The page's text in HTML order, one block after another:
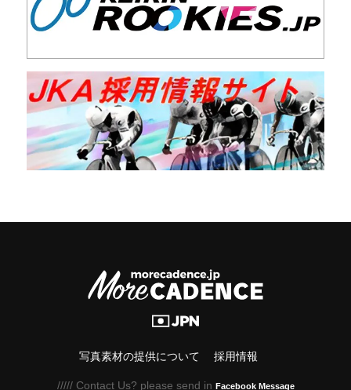
写真素材の提供について 採用情報
///// Contact Us? please send in Facebook Message